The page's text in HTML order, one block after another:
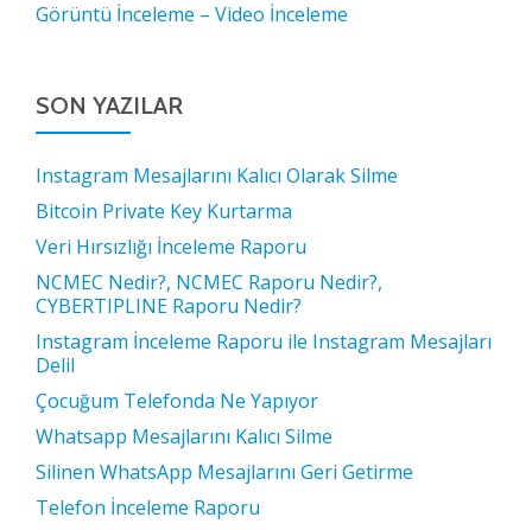
Görüntü İnceleme – Video İnceleme
SON YAZILAR
Instagram Mesajlarını Kalıcı Olarak Silme
Bitcoin Private Key Kurtarma
Veri Hırsızlığı İnceleme Raporu
NCMEC Nedir?, NCMEC Raporu Nedir?,
CYBERTIPLINE Raporu Nedir?
Instagram İnceleme Raporu ile Instagram Mesajları
Delil
Çocuğum Telefonda Ne Yapıyor
Whatsapp Mesajlarını Kalıcı Silme
Silinen WhatsApp Mesajlarını Geri Getirme
Telefon İnceleme Raporu